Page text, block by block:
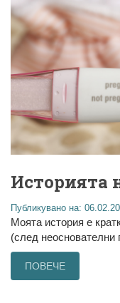
Историята
Публикувано на:
Моята история е
(след неоснователни
ПОВЕЧЕ